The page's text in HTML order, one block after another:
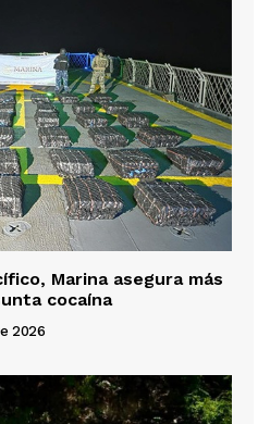
Marina asegura más
cocaína
2026